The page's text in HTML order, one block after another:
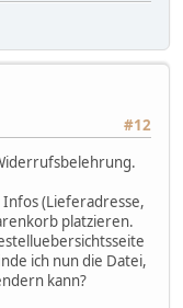
#12
(Lieferadresse,
platzieren.
ich nun die Datei,
kann?